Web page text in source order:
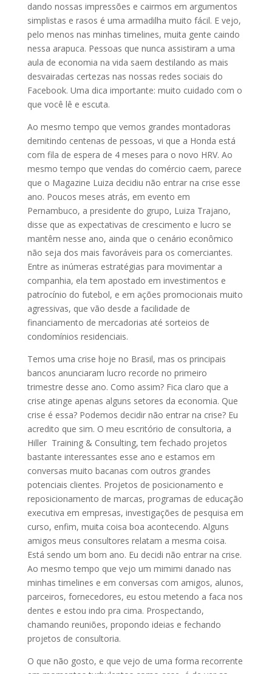
dando nossas impressões e cairmos em argumentos
simplistas e rasos é uma armadilha muito fácil. E vejo,
pelo menos nas minhas timelines, muita gente caindo
nessa arapuca. Pessoas que nunca assistiram a uma
aula de economia na vida saem destilando as mais
desvairadas certezas nas nossas redes sociais do
Facebook. Uma dica importante: muito cuidado com o
que você lê e escuta.
Ao mesmo tempo que vemos grandes montadoras
demitindo centenas de pessoas, vi que a Honda está
com fila de espera de 4 meses para o novo HRV. Ao
mesmo tempo que vendas do comércio caem, parece
que o Magazine Luiza decidiu não entrar na crise esse
ano. Poucos meses atrás, em evento em
Pernambuco, a presidente do grupo, Luiza Trajano,
disse que as expectativas de crescimento e lucro se
mantêm nesse ano, ainda que o cenário econômico
não seja dos mais favoráveis para os comerciantes.
Entre as inúmeras estratégias para movimentar a
companhia, ela tem apostado em investimentos e
patrocínio do futebol, e em ações promocionais muito
agressivas, que vão desde a facilidade de
financiamento de mercadorias até sorteios de
condomínios residenciais.
Temos uma crise hoje no Brasil, mas os principais
bancos anunciaram lucro recorde no primeiro
trimestre desse ano. Como assim? Fica claro que a
crise atinge apenas alguns setores da economia. Que
crise é essa? Podemos decidir não entrar na crise? Eu
acredito que sim. O meu escritório de consultoria, a
Hiller Training & Consulting, tem fechado projetos
bastante interessantes esse ano e estamos em
conversas muito bacanas com outros grandes
potenciais clientes. Projetos de posicionamento e
reposicionamento de marcas, programas de educação
executiva em empresas, investigações de pesquisa em
curso, enfim, muita coisa boa acontecendo. Alguns
amigos meus consultores relatam a mesma coisa.
Está sendo um bom ano. Eu decidi não entrar na crise.
Ao mesmo tempo que vejo um mimimi danado nas
minhas timelines e em conversas com amigos, alunos,
parceiros, fornecedores, eu estou metendo a faca nos
dentes e estou indo pra cima. Prospectando,
chamando reuniões, propondo ideias e fechando
projetos de consultoria.
O que não gosto, e que vejo de uma forma recorrente